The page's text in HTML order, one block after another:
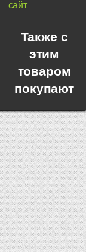
сайт
Также с
этим
товаром
покупают